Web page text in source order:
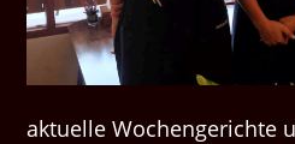
aktuelle Wochengerichte